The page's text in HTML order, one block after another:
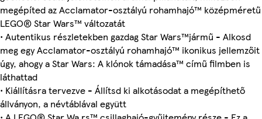
megépíted az Acclamator-osztályú rohamhajó™ középméretű
LEGO® Star Wars™ változatát
• Autentikus részletekben gazdag Star Wars™jármű - Alkosd
meg egy Acclamator-osztályú rohamhajó™ ikonikus jellemzőit
úgy, ahogy a Star Wars: A klónok támadása™ című filmben is
láthattad
• Kiállításra tervezve - Állítsd ki alkotásodat a megépíthető
állványon, a névtáblával együtt